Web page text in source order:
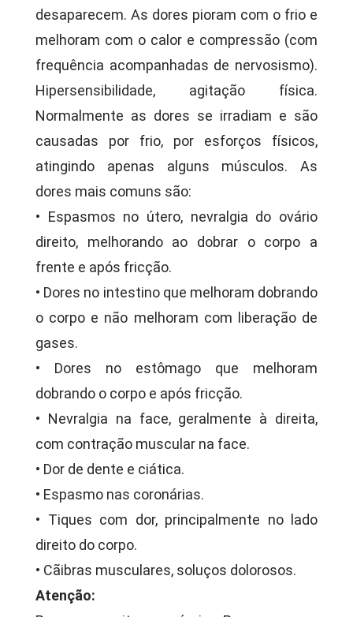
desaparecem. As dores pioram com o frio e
melhoram com o calor e compressão (com
frequência acompanhadas de nervosismo).
Hipersensibilidade, agitação física.
Normalmente as dores se irradiam e são
causadas por frio, por esforços físicos,
atingindo apenas alguns músculos. As
dores mais comuns são:
• Espasmos no útero, nevralgia do ovário
direito, melhorando ao dobrar o corpo a
frente e após fricção.
• Dores no intestino que melhoram dobrando
o corpo e não melhoram com liberação de
gases.
• Dores no estômago que melhoram
dobrando o corpo e após fricção.
• Nevralgia na face, geralmente à direita,
com contração muscular na face.
• Dor de dente e ciática.
• Espasmo nas coronárias.
• Tiques com dor, principalmente no lado
direito do corpo.
• Cãibras musculares, soluços dolorosos.
Atenção: